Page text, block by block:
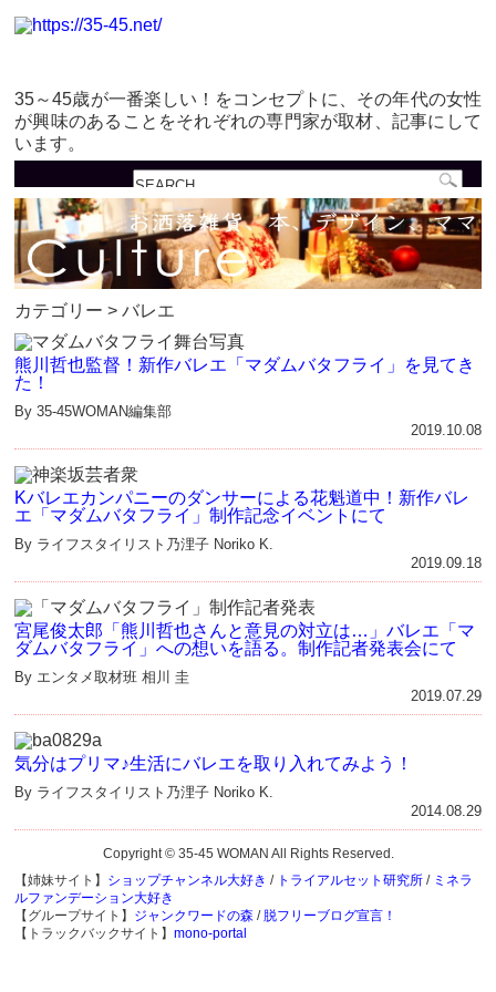
35～45歳が一番楽しい！をコンセプトに、その年代の女性
が興味のあることをそれぞれの専門家が取材、記事にして
います。
カテゴリー > バレエ
熊川哲也監督！新作バレエ「マダムバタフライ」を見てき
た！
By 35-45WOMAN編集部
2019.10.08
Kバレエカンパニーのダンサーによる花魁道中！新作バレ
エ「マダムバタフライ」制作記念イベントにて
By ライフスタイリスト乃浬子 Noriko K.
2019.09.18
宮尾俊太郎「熊川哲也さんと意見の対立は…」バレエ「マ
ダムバタフライ」への想いを語る。制作記者発表会にて
By エンタメ取材班 相川 圭
2019.07.29
気分はプリマ♪生活にバレエを取り入れてみよう！
By ライフスタイリスト乃浬子 Noriko K.
2014.08.29
Copyright © 35-45 WOMAN All Rights Reserved.
【姉妹サイト】 ショップチャンネル大好き / トライアルセット研究所 / ミネラ
ルファンデーション大好き
【グループサイト】 ジャンクワードの森 / 脱フリーブログ宣言！
【トラックバックサイト】mono-portal